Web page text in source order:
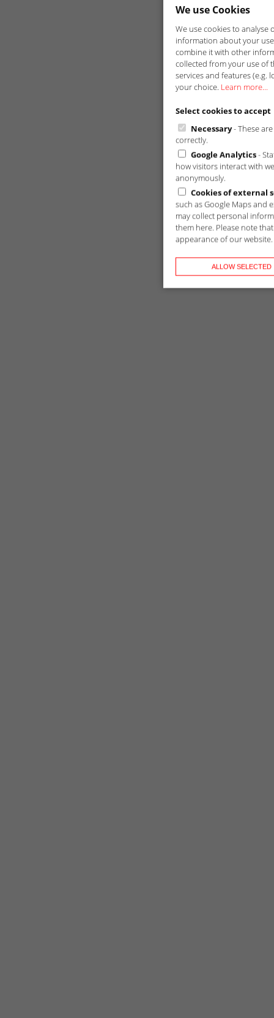
We use Cookies
We use cookies to analyse
information about your
combine it with other
collected from your use of
services and features (e.g.
your choice. Learn more...
Select cookies to accept
Necessary- These
correctly.
Google Analytics-
how visitors interact with
anonymously.
Cookies of external
such as Google Maps and
may collect personal
them here. Please note
appearance of our website.
ALLOW SELECTED